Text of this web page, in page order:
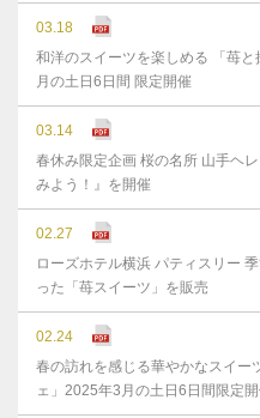
03.18
和洋のスイーツを楽しめる 「苺
月の土日6日間 限定開催
03.14
春休み限定企画 桜の名所 山手ヘ
みよう！』を開催
02.27
ローズホテル横浜 パティスリー
った「苺スイーツ」を販売
02.24
春の訪れを感じる華やかなスイー
ェ」2025年3月の土日6日間限定